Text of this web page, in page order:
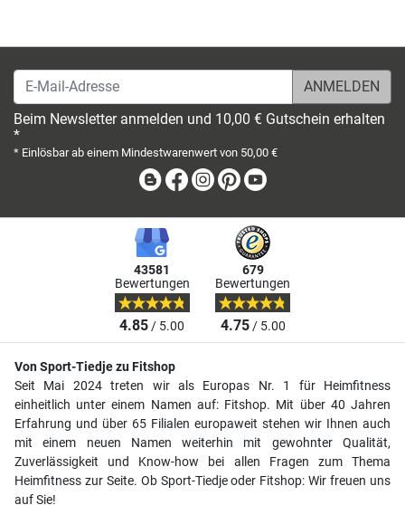
E-Mail-Adresse
Beim Newsletter anmelden und 10,00 € Gutschein erhalten
*
* Einlösbar ab einem Mindestwarenwert von 50,00 €
BlogFacebook
Instagram
Pinterest
43581
Bewertungen
4.85/ 5.00
679
Bewertungen
4.75/ 5.00
Von Sport-Tiedje zu Fitshop
Seit Mai 2024 treten wir als Europas Nr. 1 für Heimfitness
einheitlich unter einem Namen auf: Fitshop. Mit über 40 Jahren
Erfahrung und über 65 Filialen europaweit stehen wir Ihnen auch
mit einem neuen Namen weiterhin mit gewohnter Qualität,
Zuverlässigkeit und Know-how bei allen Fragen zum Thema
Heimfitness zur Seite. Ob Sport-Tiedje oder Fitshop: Wir freuen uns
auf Sie!